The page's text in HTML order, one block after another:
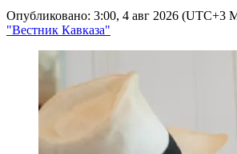
Опубликовано: 3:00, 4 авг 2026 (UTC+3
"Вестник Кавказа"